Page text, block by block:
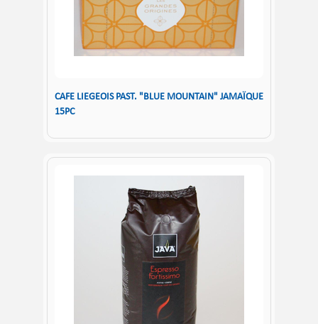
CAFE LIEGEOIS PAST. "BLUE MOUNTAIN" JAMAÏQUE
15PC